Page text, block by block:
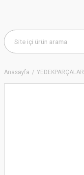
Anasayfa YEDEKPARÇALAR